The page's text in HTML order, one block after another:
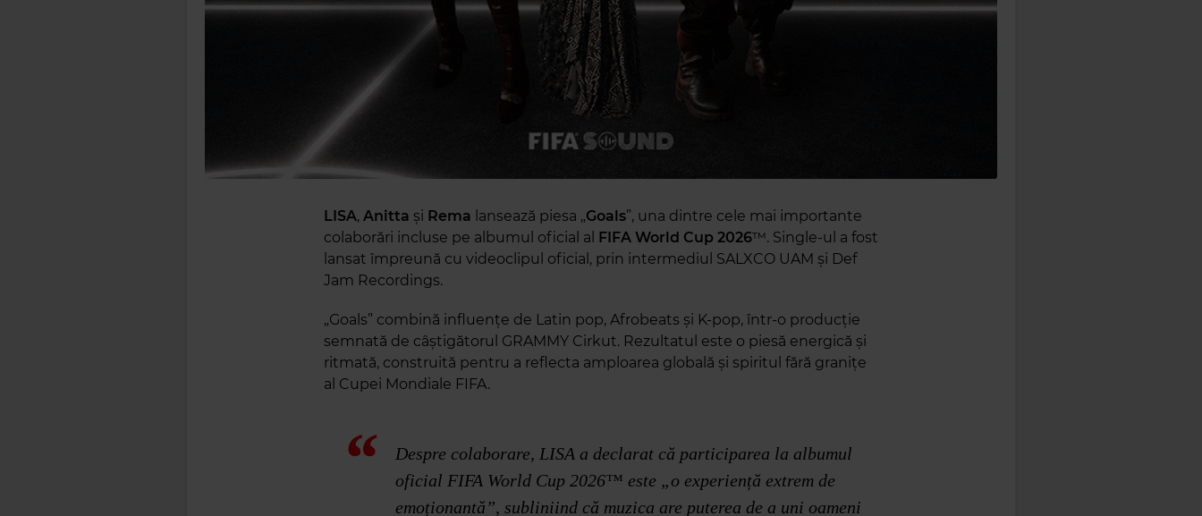
LISA, Anitta și Rema lansează piesa „Goals”, una dintre cele mai importante
colaborări incluse pe albumul oficial al FIFA World Cup 2026™. Single-ul a fost
lansat împreună cu videoclipul oficial, prin intermediul SALXCO UAM și Def
Jam Recordings.
„Goals” combină influențe de Latin pop, Afrobeats și K-pop, într-o producție
semnată de câștigătorul GRAMMY Cirkut. Rezultatul este o piesă energică și
ritmată, construită pentru a reflecta amploarea globală și spiritul fără granițe
al Cupei Mondiale FIFA.
Despre colaborare, LISA a declarat că participarea la albumul
oficial FIFA World Cup 2026™ este „o experiență extrem de
emoționantă”, subliniind că muzica are puterea de a uni oameni